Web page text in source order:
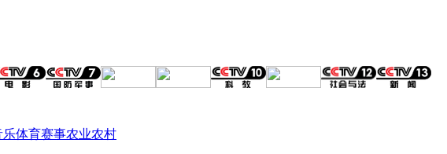
乐体育赛事农业农村